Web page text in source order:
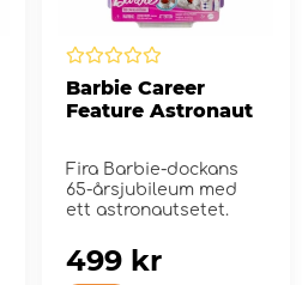
Barbie Career
Feature Astronaut
Fira Barbie-dockans
65-årsjubileum med
ett astronautsetet.
499 kr